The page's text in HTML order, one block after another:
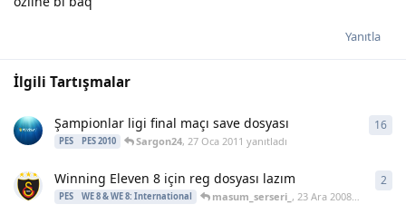
Yanıtla
İlgili Tartışmalar
Şampionlar ligi final maçı save dosyası
PES PES 2010 Sargon24, 27 Oca 2011 yanıtladı
16
Winning Eleven 8 için reg dosyası lazım
PES WE 8 & WE 8: International masum_serseri_ , 23 Ara 2008yanıtladı
2